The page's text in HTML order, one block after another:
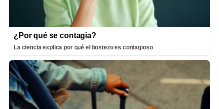
¿Por qué se contagia?
La ciencia explica por qué el bostezo es contagioso